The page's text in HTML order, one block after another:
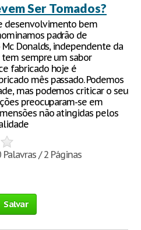
Ser Tomados?
desenvolvimento bem
padrão de
Donalds, independente da
sempre um sabor
fabricado hoje é
mês passado. Podemos
mas podemos criticar o seu
preocuparam-se em
não atingidas pelos
/ 2 Páginas
Salvar